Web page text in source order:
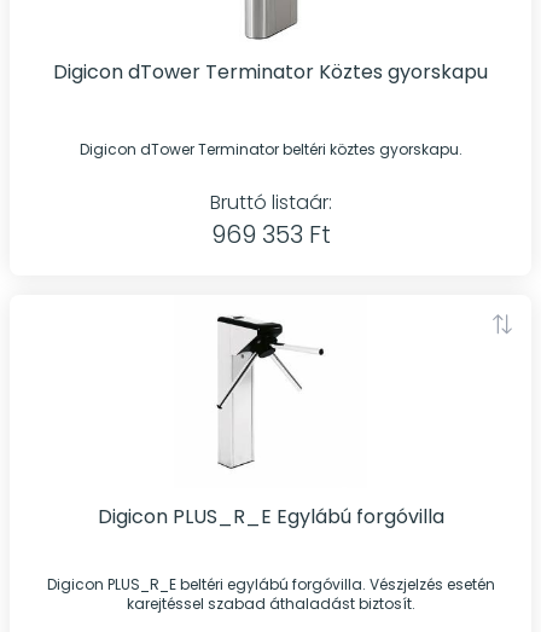
Digicon dTower Terminator Köztes gyorskapu
Digicon dTower Terminator beltéri köztes gyorskapu.
Bruttó listaár:
969 353 Ft
Digicon PLUS_R_E Egylábú forgóvilla
Digicon PLUS_R_E beltéri egylábú forgóvilla. Vészjelzés esetén
karejtéssel szabad áthaladást biztosít.